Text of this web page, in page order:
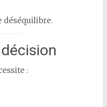
déséquilibre.
: